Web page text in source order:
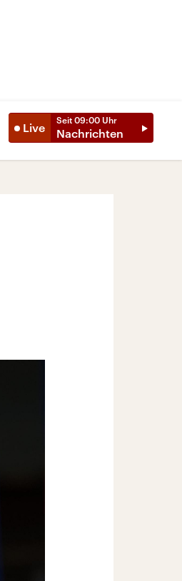
Live
Seit 09:00 Uhr
Nachrichten